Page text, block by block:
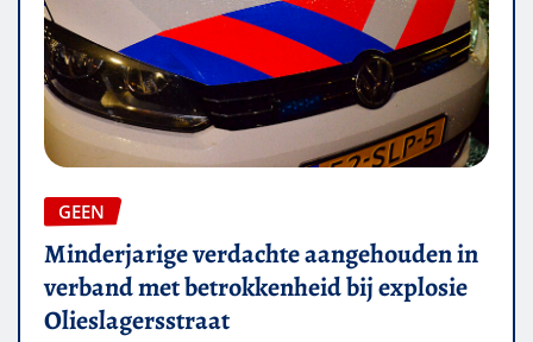
GEEN
Minderjarige verdachte aangehouden in
verband met betrokkenheid bij explosie
Olieslagersstraat